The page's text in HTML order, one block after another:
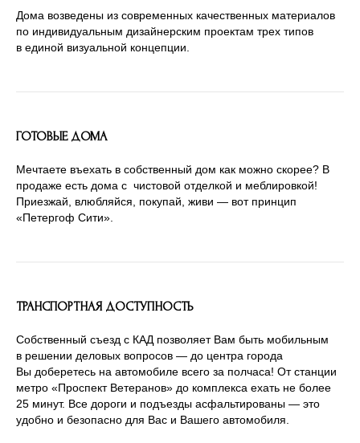
Дома возведены из современных качественных материалов
по индивидуальным дизайнерским проектам трех типов
в единой визуальной концепции.
ГОТОВЫЕ ДОМА
Мечтаете въехать в собственный дом как можно скорее? В
продаже есть дома с чистовой отделкой и меблировкой!
Приезжай, влюбляйся, покупай, живи — вот принцип
«Петергоф Сити».
ТРАНСПОРТНАЯ ДОСТУПНОСТЬ
Собственный съезд с КАД позволяет Вам быть мобильным
в решении деловых вопросов — до центра города
Вы доберетесь на автомобиле всего за полчаса! От станции
метро «Проспект Ветеранов» до комплекса ехать не более
25 минут. Все дороги и подъезды асфальтированы — это
удобно и безопасно для Вас и Вашего автомобиля.